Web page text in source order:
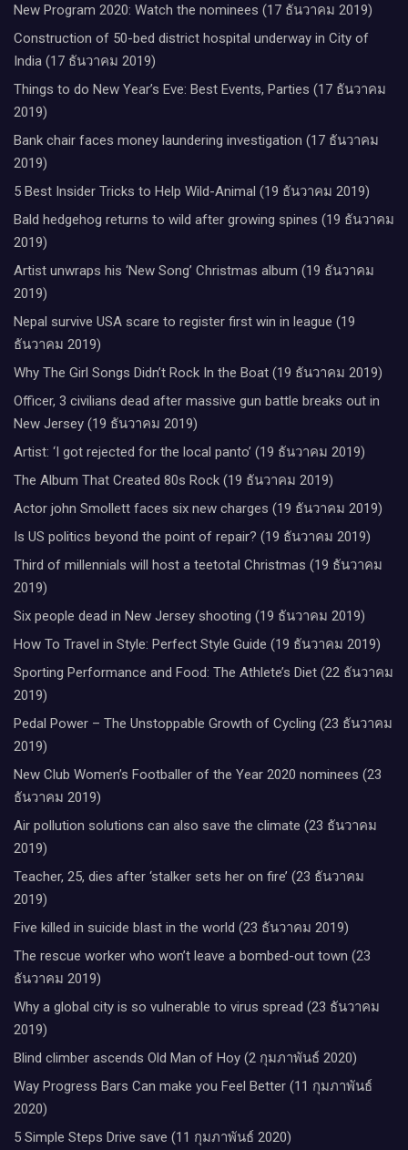
New Program 2020: Watch the nominees (17 ธันวาคม 2019)
Construction of 50-bed district hospital underway in City of
India (17 ธันวาคม 2019)
Things to do New Year’s Eve: Best Events, Parties (17 ธันวาคม
2019)
Bank chair faces money laundering investigation (17 ธันวาคม
2019)
5 Best Insider Tricks to Help Wild-Animal (19 ธันวาคม 2019)
Bald hedgehog returns to wild after growing spines (19 ธันวาคม
2019)
Artist unwraps his ‘New Song’ Christmas album (19 ธันวาคม
2019)
Nepal survive USA scare to register first win in league (19
ธันวาคม 2019)
Why The Girl Songs Didn’t Rock In the Boat (19 ธันวาคม 2019)
Officer, 3 civilians dead after massive gun battle breaks out in
New Jersey (19 ธันวาคม 2019)
Artist: ‘I got rejected for the local panto’ (19 ธันวาคม 2019)
The Album That Created 80s Rock (19 ธันวาคม 2019)
Actor john Smollett faces six new charges (19 ธันวาคม 2019)
Is US politics beyond the point of repair? (19 ธันวาคม 2019)
Third of millennials will host a teetotal Christmas (19 ธันวาคม
2019)
Six people dead in New Jersey shooting (19 ธันวาคม 2019)
How To Travel in Style: Perfect Style Guide (19 ธันวาคม 2019)
Sporting Performance and Food: The Athlete’s Diet (22 ธันวาคม
2019)
Pedal Power – The Unstoppable Growth of Cycling (23 ธันวาคม
2019)
New Club Women’s Footballer of the Year 2020 nominees (23
ธันวาคม 2019)
Air pollution solutions can also save the climate (23 ธันวาคม
2019)
Teacher, 25, dies after ‘stalker sets her on fire’ (23 ธันวาคม
2019)
Five killed in suicide blast in the world (23 ธันวาคม 2019)
The rescue worker who won’t leave a bombed-out town (23
ธันวาคม 2019)
Why a global city is so vulnerable to virus spread (23 ธันวาคม
2019)
Blind climber ascends Old Man of Hoy (2 กุมภาพันธ์ 2020)
Way Progress Bars Can make you Feel Better (11 กุมภาพันธ์
2020)
5 Simple Steps Drive save (11 กุมภาพันธ์ 2020)